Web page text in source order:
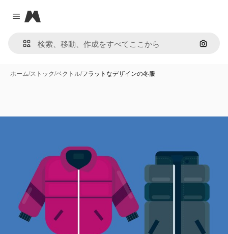
Close menu
Magnific
画像で
ホーム/ストック/ベクトル/フラットなデザインの冬服